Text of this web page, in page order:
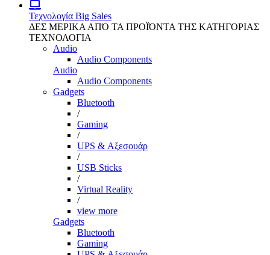
Τεχνολογία Big Sales
ΔΕΣ ΜΕΡΙΚΑ ΑΠΌ ΤΑ ΠΡΟΪΌΝΤΑ ΤΗΣ ΚΑΤΗΓΟΡΙΑΣ
ΤΕΧΝΟΛΟΓΙΑ
Audio
Audio Components
Audio
Audio Components
Gadgets
Bluetooth
/
Gaming
/
UPS & Αξεσουάρ
/
USB Sticks
/
Virtual Reality
/
view more
Gadgets
Bluetooth
Gaming